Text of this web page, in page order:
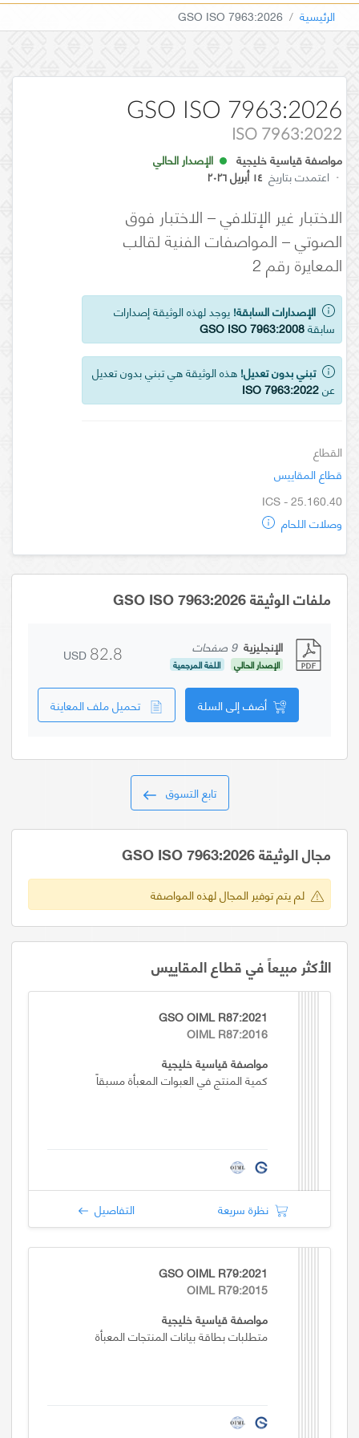
الرئيسية GSO ISO 7963:2026
GSO ISO 7963:2026
ISO 7963:2022
مواصفة قياسية خليجية
الإصدار الحالي
· اعتمدت بتاريخ ١٤ أبريل ٢٠٢٦
الاختبار غير الإتلافي – الاختبار فوق
الصوتي – المواصفات الفنية لقالب
المعايرة رقم 2
الإصدارات السابقة! يوجد لهذه الوثيقة إصدارات
سابقةGSO ISO 7963:2008
تبني بدون تعديل! هذه الوثيقة هي تبني بدون تعديل
عنISO 7963:2022
القطاع
قطاع المقاييس
ICS - 25.160.40
وصلات اللحام
ملفات الوثيقة GSO ISO 7963:2026
الإنجليزية 9 صفحات
الإصدار الحالي اللغة المرجعية USD 82.8
أضف إلى السلة تحميل ملف المعاينة
تابع التسوق
مجال الوثيقة GSO ISO 7963:2026
لم يتم توفير المجال لهذه المواصفة
الأكثر مبيعاً في قطاع المقاييس
GSO OIML R87:2021
OIML R87:2016
مواصفة قياسية خليجية
كمية المنتج في العبوات المعبأة مسبقاً
نظرة سريعة التفاصيل
GSO OIML R79:2021
OIML R79:2015
مواصفة قياسية خليجية
متطلبات بطاقة بيانات المنتجات المعبأة